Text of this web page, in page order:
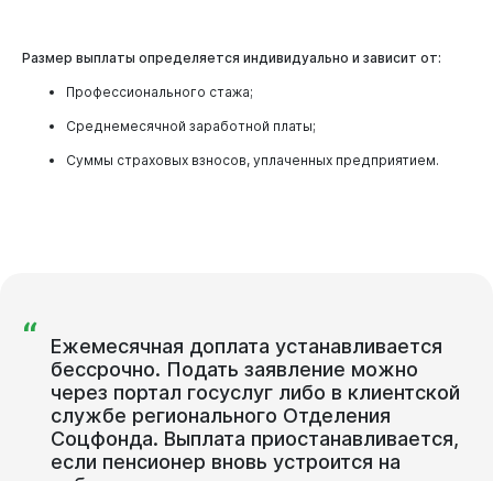
Размер выплаты определяется индивидуально и зависит от:
Профессионального стажа;
Среднемесячной заработной платы;
Суммы страховых взносов, уплаченных предприятием.
“
Ежемесячная доплата устанавливается
бессрочно. Подать заявление можно
через портал госуслуг либо в клиентской
службе регионального Отделения
Соцфонда. Выплата приостанавливается,
если пенсионер вновь устроится на